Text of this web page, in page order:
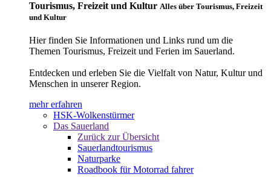
Tourismus, Freizeit und Kultur Alles über Tourismus, Freizeit
und Kultur
Hier finden Sie Informationen und Links rund um die
Themen Tourismus, Freizeit und Ferien im Sauerland.
Entdecken und erleben Sie die Vielfalt von Natur, Kultur und
Menschen in unserer Region.
mehr erfahren
HSK-Wolkenstürmer
Das Sauerland
Zurück zur Übersicht
Sauerlandtourismus
Naturparke
Roadbook für Motorrad fahrer